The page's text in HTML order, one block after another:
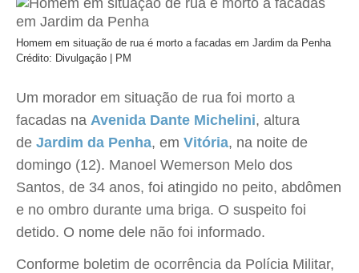
Homem em situação de rua é morto a facadas em Jardim da Penha
Crédito: Divulgação | PM
Um morador em situação de rua foi morto a
facadas na Avenida Dante Michelini, altura
de Jardim da Penha, em Vitória, na noite de
domingo (12). Manoel Wemerson Melo dos
Santos, de 34 anos, foi atingido no peito, abdômen
e no ombro durante uma briga. O suspeito foi
detido. O nome dele não foi informado.
Conforme boletim de ocorrência da Polícia Militar,